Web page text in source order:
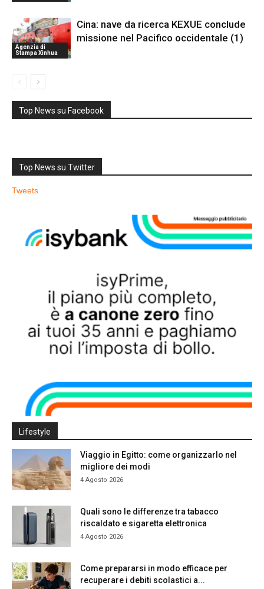
Agenzia di
Stampa Xinhua
Cina: nave da ricerca KEXUE conclude
missione nel Pacifico occidentale (1)
Top News su Facebook
Top News su Twitter
Tweets
Lifestyle
Viaggio in Egitto: come organizzarlo nel
migliore dei modi
4 Agosto 2026
Quali sono le differenze tra tabacco
riscaldato e sigaretta elettronica
4 Agosto 2026
Come prepararsi in modo efficace per
recuperare i debiti scolastici a...